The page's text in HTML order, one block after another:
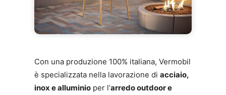
Con una produzione 100% italiana, Vermobil
è specializzata nella lavorazione di acciaio,
inox e alluminio per l’arredo outdoor e